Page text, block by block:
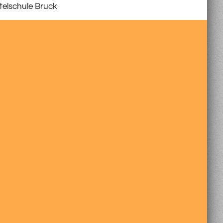
Bruck